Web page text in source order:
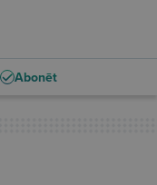
Abonēt